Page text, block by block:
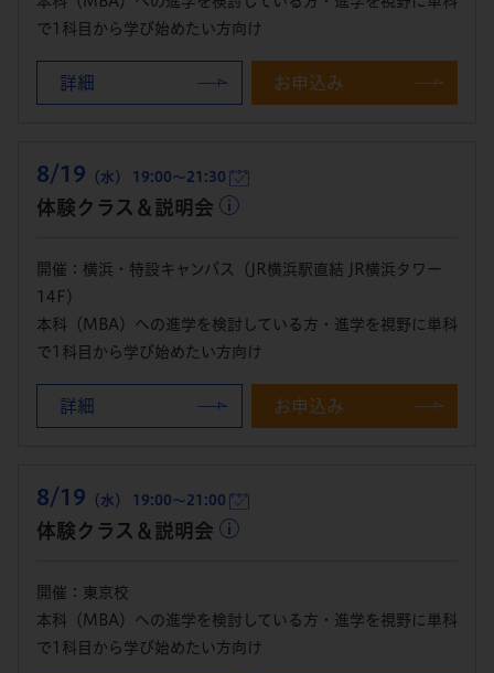
で1科目から学び始めたい方向け
詳細 お申込み
8/19 （水） 19:00～21:30
体験クラス＆説明会
開催：横浜・特設キャンパス（JR横浜駅直結 JR横浜タワー
14F）
本科（MBA）への進学を検討している方・進学を視野に単科
で1科目から学び始めたい方向け
詳細 お申込み
8/19 （水） 19:00～21:00
体験クラス＆説明会
開催：東京校
本科（MBA）への進学を検討している方・進学を視野に単科
で1科目から学び始めたい方向け